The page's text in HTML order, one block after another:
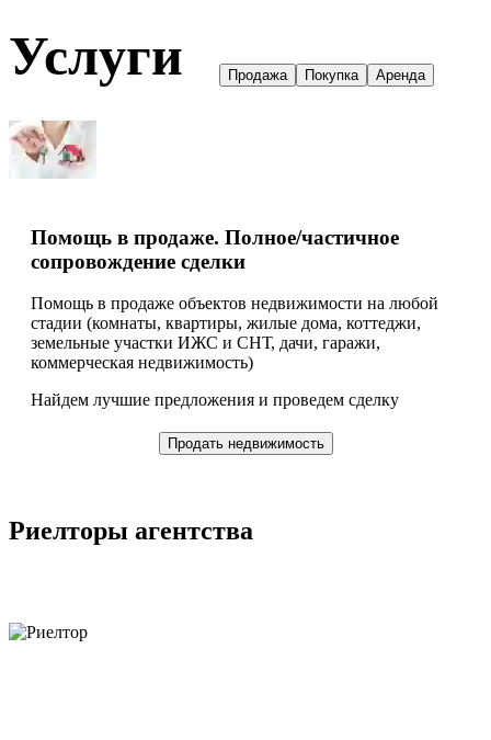
Услуги Продажа Покупка Аренда
Помощь в продаже. Полное/частичное
сопровождение сделки
Помощь в продаже объектов недвижимости на любой
стадии (комнаты, квартиры, жилые дома, коттеджи,
земельные участки ИЖС и СНТ, дачи, гаражи,
коммерческая недвижимость)
Найдем лучшие предложения и проведем сделку
Продать недвижимость
Риелторы агентства